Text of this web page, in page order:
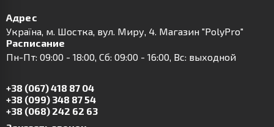
Адрес
Українa, м. Шостка, вул. Миру, 4. Магазин "PolyPro"
Расписание
Пн-Пт: 09:00 - 18:00, Сб: 09:00 - 16:00, Вс: выходной
+38 (067) 418 87 04
+38 (099) 348 87 54
+38 (068) 242 62 63